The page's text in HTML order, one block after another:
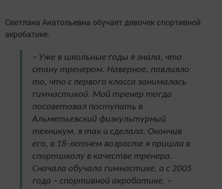
Светлана Анатольевна обучает девочек спортивной
акробатике.
– Уже в школьные годы я знала, что
стану тренером. Наверное, повлияло
то, что с первого класса занималась
гимнастикой. Мой тренер тогда
посоветовал поступать в
Альметьевский физкультурный
техникум, я так и сделала. Окончив
его, в 18-летнем возрасте я пришла в
спортшколу в качестве тренера.
Сначала обучала гимнастике, а с 2005
года – спортивной акробатике, –